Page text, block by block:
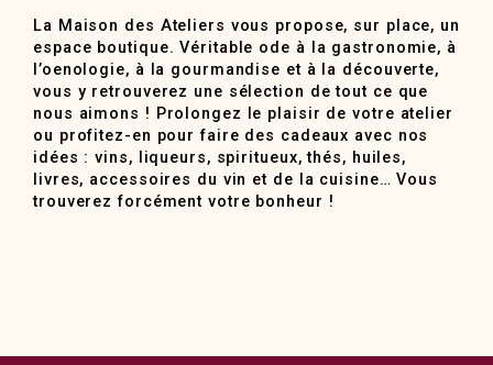
La Maison des Ateliers vous propose, sur place, un
espace boutique. Véritable ode à la gastronomie, à
l’oenologie, à la gourmandise et à la découverte,
vous y retrouverez une sélection de tout ce que
nous aimons ! Prolongez le plaisir de votre atelier
ou profitez-en pour faire des cadeaux avec nos
idées : vins, liqueurs, spiritueux, thés, huiles,
livres, accessoires du vin et de la cuisine… Vous
trouverez forcément votre bonheur !